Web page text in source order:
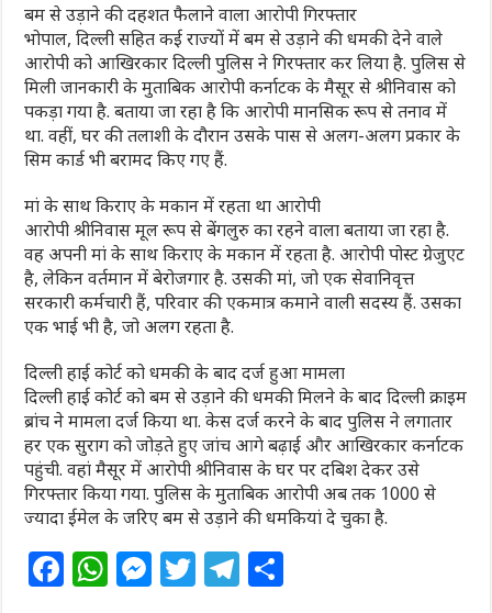
बम से उड़ाने की दहशत फैलाने वाला आरोपी गिरफ्तार
भोपाल, दिल्ली सहित कई राज्यों में बम से उड़ाने की धमकी देने वाले
आरोपी को आखिरकार दिल्ली पुलिस ने गिरफ्तार कर लिया है. पुलिस से
मिली जानकारी के मुताबिक आरोपी कर्नाटक के मैसूर से श्रीनिवास को
पकड़ा गया है. बताया जा रहा है कि आरोपी मानसिक रूप से तनाव में
था. वहीं, घर की तलाशी के दौरान उसके पास से अलग-अलग प्रकार के
सिम कार्ड भी बरामद किए गए हैं.
मां के साथ किराए के मकान में रहता था आरोपी
आरोपी श्रीनिवास मूल रूप से बेंगलुरु का रहने वाला बताया जा रहा है.
वह अपनी मां के साथ किराए के मकान में रहता है. आरोपी पोस्ट ग्रेजुएट
है, लेकिन वर्तमान में बेरोजगार है. उसकी मां, जो एक सेवानिवृत्त
सरकारी कर्मचारी हैं, परिवार की एकमात्र कमाने वाली सदस्य हैं. उसका
एक भाई भी है, जो अलग रहता है.
दिल्ली हाई कोर्ट को धमकी के बाद दर्ज हुआ मामला
दिल्ली हाई कोर्ट को बम से उड़ाने की धमकी मिलने के बाद दिल्ली क्राइम
ब्रांच ने मामला दर्ज किया था. केस दर्ज करने के बाद पुलिस ने लगातार
हर एक सुराग को जोड़ते हुए जांच आगे बढ़ाई और आखिरकार कर्नाटक
पहुंची. वहां मैसूर में आरोपी श्रीनिवास के घर पर दबिश देकर उसे
गिरफ्तार किया गया. पुलिस के मुताबिक आरोपी अब तक 1000 से
ज्यादा ईमेल के जरिए बम से उड़ाने की धमकियां दे चुका है.
F W M T T